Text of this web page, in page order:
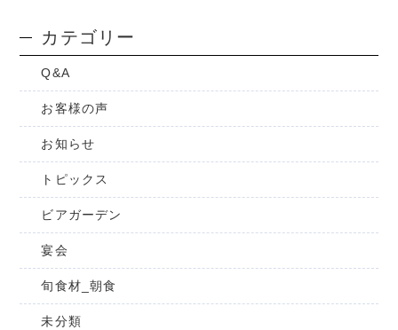
カテゴリー
Q&A
お客様の声
お知らせ
トピックス
ビアガーデン
宴会
旬食材_朝食
未分類